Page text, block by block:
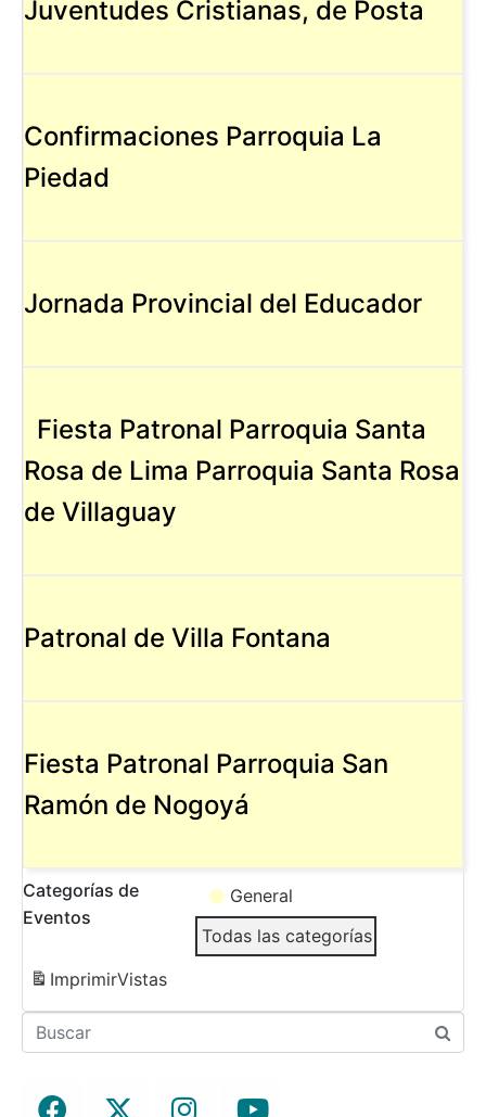
Juventudes Cristianas, de Posta
Confirmaciones Parroquia La
Piedad
Jornada Provincial del Educador
Fiesta Patronal Parroquia Santa
Rosa de Lima Parroquia Santa Rosa
de Villaguay
Patronal de Villa Fontana
Fiesta Patronal Parroquia San
Ramón de Nogoyá
Categorías de
Eventos
General
Todas las categorías
ImprimirVistas